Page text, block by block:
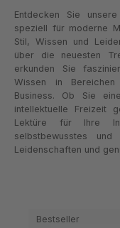
Entdecken Sie
speziell für moderne
Stil, Wissen und
über die neuesten
erkunden Sie
Wissen in
Business. Ob Sie
intellektuelle Freizeit
Lektüre für Ihre
selbstbewusstes
Leidenschaften und